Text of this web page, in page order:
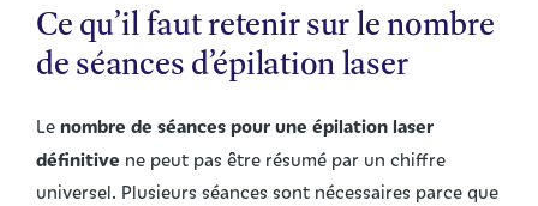
Ce qu’il faut retenir sur le nombre
de séances d’épilation laser
Le nombre de séances pour une épilation laser
définitive ne peut pas être résumé par un chiffre
universel. Plusieurs séances sont nécessaires parce que